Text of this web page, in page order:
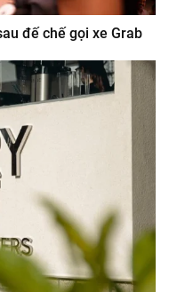
đế chế gọi xe Grab